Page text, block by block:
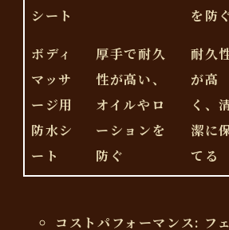
シート
を防
ボディ
マッサ
ージ用
防水シ
ート
厚手で耐久
性が高い、
オイルやロ
ーションを
防ぐ
耐久
が高
く、
潔に
てる
コストパフォーマンス: フ